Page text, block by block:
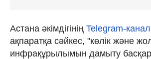
Астана әкімдігінің Telegram-
ақпаратқа сәйкес, "көлік және
инфрақұрылымын дамыту